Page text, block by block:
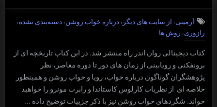
راه
آرمیتی, از سایت های دیگر ,درباره خواب روشن,دسته‌بندی نشده,
رازوری, روش ها
کتاب دیجیتالی روان اندر راه منتشر شد. در این کتاب تاریخچه ای از
برونفکنی و رویابینی از زمان های دور تا دوره معاصر، نظر
پژوهشگران گوناگون درباره خواب، رویا و خواب روشن و همینطور
خلاصه ای از نظریات کارلوس کاستاندا و رابرت مونرو را خواهید
خواند. شگردهای خواب روشن نیز با ذکر جزییات توضیح داده …